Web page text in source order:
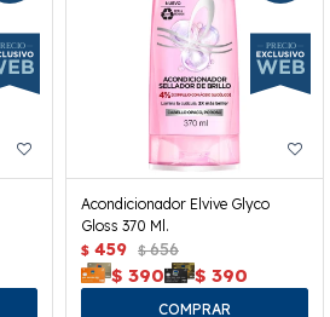
Acondicionador Elvive Glyco
Gloss 370 Ml.
$ 459 $ 656
$ 390 $ 390